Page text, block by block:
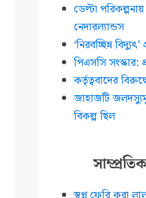
ডেল্টা
নেদারল্যান্ডস
‘নিরবচ্ছিন্ন
পিএসসি সংস্কার:
কর্তৃত্ববাদের
জাহাজটি
বিকল্প ছিল